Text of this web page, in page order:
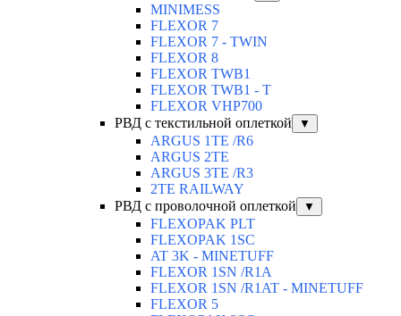
MINIMESS
FLEXOR 7
FLEXOR 7 - TWIN
FLEXOR 8
FLEXOR TWB1
FLEXOR TWB1 - T
FLEXOR VHP700
РВД с текстильной оплеткой
▼
ARGUS 1TE /R6
ARGUS 2TЕ
ARGUS 3TE /R3
2TE RAILWAY
РВД с проволочной оплеткой
▼
FLEXOPAK PLT
FLEXOPAK 1SС
AT 3K - MINETUFF
FLEXOR 1SN /R1A
FLEXOR 1SN /R1AT - MINETUFF
FLEXOR 5